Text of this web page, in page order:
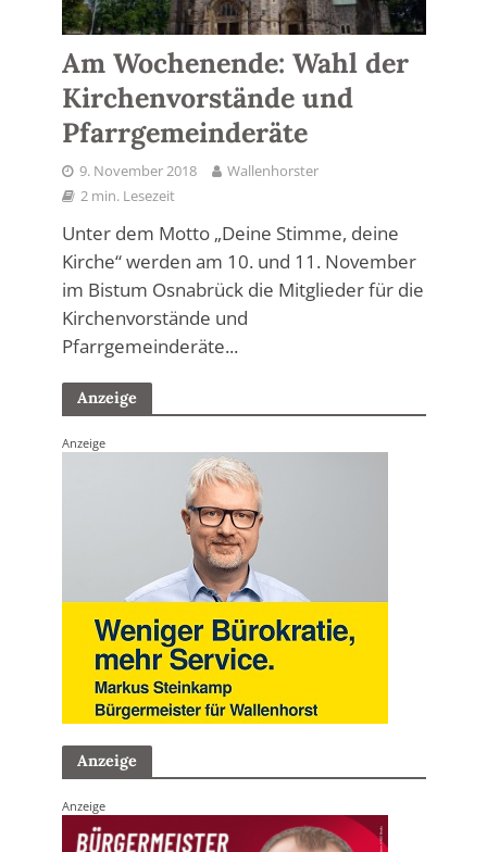
Am Wochenende: Wahl der
Kirchenvorstände und
Pfarrgemeinderäte
9. November 2018
Wallenhorster
2 min. Lesezeit
Unter dem Motto „Deine Stimme, deine
Kirche“ werden am 10. und 11. November
im Bistum Osnabrück die Mitglieder für die
Kirchenvorstände und
Pfarrgemeinderäte...
Anzeige
Anzeige
Anzeige
Anzeige